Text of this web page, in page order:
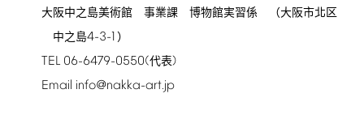
大阪中之島美術館 事業課 博物館実習係 （大阪市北区
中之島4-3-1 ）
TEL 06-6479-0550(代表)
Email info@nakka-art.jp